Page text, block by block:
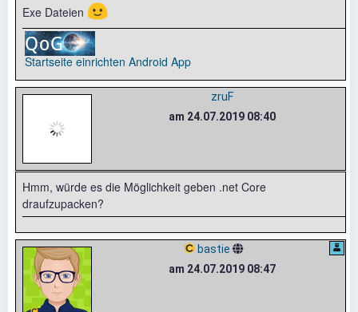
Exe Dateien 🙂
Startseite einrichten Android App
zruF
am 24.07.2019 08:40
Hmm, würde es die Möglichkeit geben .net Core
draufzupacken?
bastie
am 24.07.2019 08:47